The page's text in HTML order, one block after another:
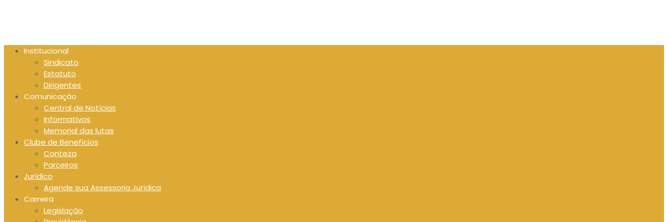
Institucional
Sindicato
Estatuto
Dirigentes
Comunicação
Central de Notícias
Informativos
Memorial das lutas
Clube de Benefícios
Conteza
Parceiros
Jurídico
Agende sua Assessoria Jurídica
Carreira
Legislação